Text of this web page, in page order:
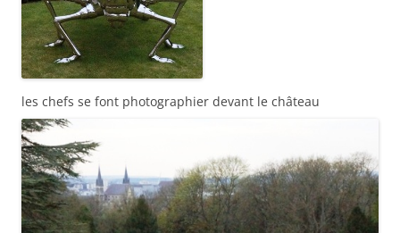
les chefs se font photographier devant le château